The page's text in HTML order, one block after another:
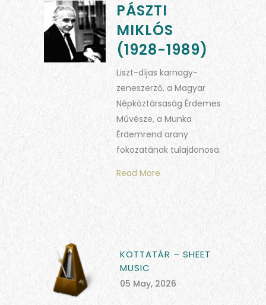
PÁSZTI
MIKLÓS
(1928-1989)
Liszt-díjas karnagy-
zeneszerző, a Magyar
Népköztársaság Érdemes
Művésze, a Munka
Érdemrend arany
fokozatának tulajdonosa.
Read More
KOTTATÁR – SHEET
MUSIC
05 May, 2026